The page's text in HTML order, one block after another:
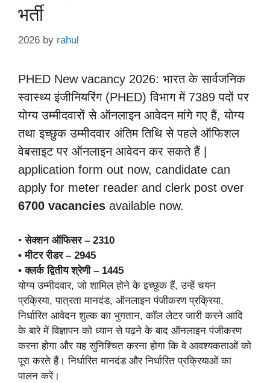
भर्ती
2026 by rahul
PHED New vacancy 2026: भारत के सार्वजनिक
स्वास्थ्य इंजीनियरिंग (PHED) विभाग में 7389 पदों पर
योग्य उम्मीदवारों से ऑनलाइन आवेदन मांगे गए हैं, योग्य
तथा इच्छुक उम्मीदवार अंतिम तिथि से पहले ऑफिशल
वेबसाइट पर ऑनलाइन आवेदन कर सकते हैं |
application form out now, candidate can
apply for meter reader and clerk post over
6700 vacancies available now.
•सेक्शन ऑफिसर – 2310
• मीटर रीडर – 2945
• क्लर्क द्वितीय श्रेणी – 1445
योग्य उम्मीदवार, जो शामिल होने के इच्छुक हैं, उन्हें चयन
प्रक्रिया, पात्रता मानदंड, ऑनलाइन पंजीकरण प्रक्रिया,
निर्धारित आवेदन शुल्क का भुगतान, कॉल लेटर जारी करने आदि
के बारे में विज्ञापन को ध्यान से पढ़ने के बाद ऑनलाइन पंजीकरण
करना होगा और यह सुनिश्चित करना होगा कि वे आवश्यकताओं को
पूरा करते हैं। निर्धारित मानदंड और निर्धारित प्रक्रियाओं का
पालन करें।